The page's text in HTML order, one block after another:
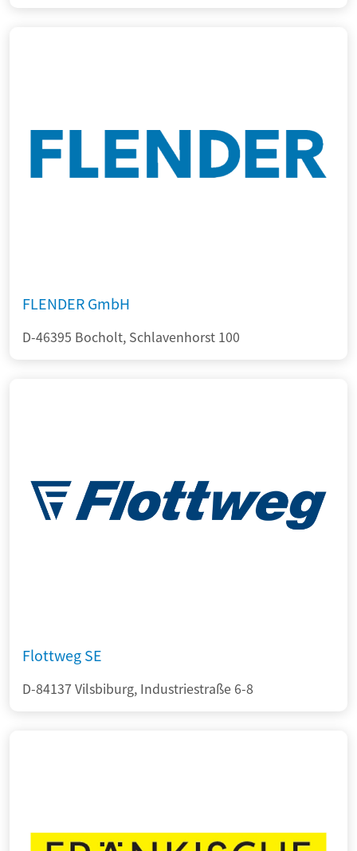
FLENDER GmbH
D-46395 Bocholt, Schlavenhorst 100
Flottweg SE
D-84137 Vilsbiburg, Industriestraße 6-8